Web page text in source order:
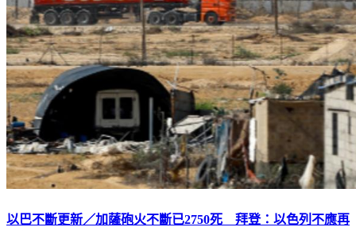
以巴不斷更新／加薩砲火不斷已2750死 拜登：以色列不應再